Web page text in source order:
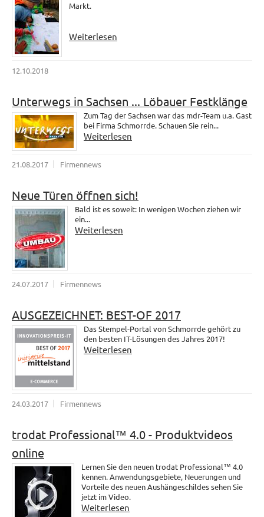
Markt.
Weiterlesen
12.10.2018
Unterwegs in Sachsen ... Löbauer Festklänge
Zum Tag der Sachsen war das mdr-Team u.a. Gast
bei Firma Schmorrde. Schauen Sie rein...
Weiterlesen
21.08.2017 Firmennews
Neue Türen öffnen sich!
Bald ist es soweit: In wenigen Wochen ziehen wir
ein...
Weiterlesen
24.07.2017 Firmennews
AUSGEZEICHNET: BEST-OF 2017
Das Stempel-Portal von Schmorrde gehört zu
den besten IT-Lösungen des Jahres 2017!
Weiterlesen
24.03.2017 Firmennews
trodat Professional™ 4.0 - Produktvideos
online
Lernen Sie den neuen trodat Professional™ 4.0
kennen. Anwendungsgebiete, Neuerungen und
Vorteile des neuen Aushängeschildes sehen Sie
jetzt im Video.
Weiterlesen